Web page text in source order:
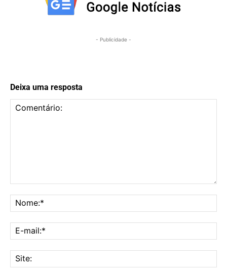
- Publicidade -
Deixa uma resposta